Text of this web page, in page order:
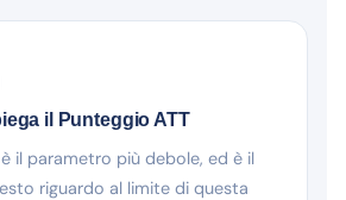
il Punteggio ATT
il parametro più debole, ed è il
riguardo al limite di questa